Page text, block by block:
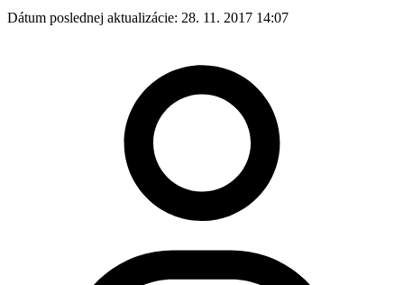
Dátum poslednej aktualizácie: 28. 11. 2017 14:07